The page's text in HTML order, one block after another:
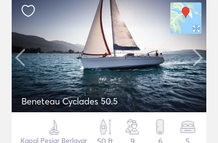
Beneteau Cyclades 50.5
Kapal Pesiar Berlayar
50 ft
9 6 5